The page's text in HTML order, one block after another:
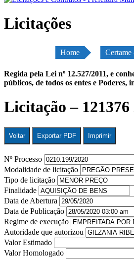
Licitações
Home
Regida pela Lei nº 12.527/2011, e
públicos, de todos os entes e
Licitação – 121376
Voltar Exportar PDF Imprimir
Nº Processo
Modalidade de licitação
Tipo de licitação
Finalidade
Data de Abertura
Data de Publicação
Regime de execução
Autoridade que autorizou
Valor Estimado
Valor Homologado